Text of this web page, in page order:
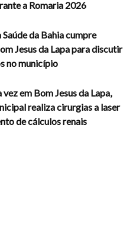
a Romaria 2026
da Bahia cumpre
Jesus da Lapa para discutir
no município
em Bom Jesus da Lapa,
realiza cirurgias a laser
de cálculos renais